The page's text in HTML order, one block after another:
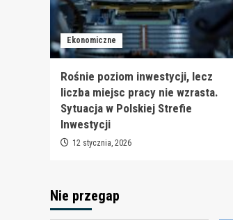
Ekonomiczne
Rośnie poziom inwestycji, lecz
liczba miejsc pracy nie wzrasta.
Sytuacja w Polskiej Strefie
Inwestycji
12 stycznia, 2026
Nie przegap